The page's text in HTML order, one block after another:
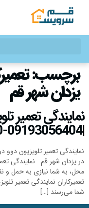
برچسب:
یزدان شهر قم
نمایندگی تعمیر
|09193056404-02536645610
نمایندگی تعمیر تلویزیون دوو
در یزدان شهر قم نمایندگی
محل، به شما نیازی به حمل و
تعمیرکاران نمایندگی تعمیر
شما می‌رسند […]